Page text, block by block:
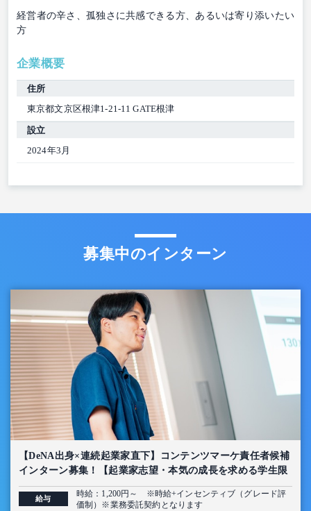
経営者の辛さ、孤独さに共感できる方、あるいは寄り添いたい
方
企業概要
住所
東京都文京区根津1-21-11 GATE根津
設立
2024年3月
募集中のインターン
【DeNA出身×連続起業家直下】コンテンツマーケ責任者候補
インターン募集！【起業家志望・本気の成長を求める学生限
定】
給与
時給：1,200円～ ※時給+インセンティブ（グレード評
価制）※業務委託契約となります